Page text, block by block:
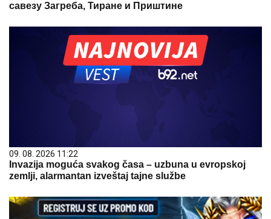
савезу Загреба, Тиране и Приштине
09. 08. 2026 11:22
Invazija moguća svakog časa – uzbuna u evropskoj
zemlji, alarmantan izveštaj tajne službe